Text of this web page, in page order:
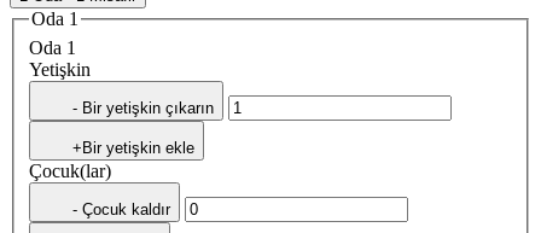
Oda 1
Oda 1
Yetişkin
- Bir yetişkin çıkarın
+Bir yetişkin ekle
Çocuk(lar)
- Çocuk kaldır